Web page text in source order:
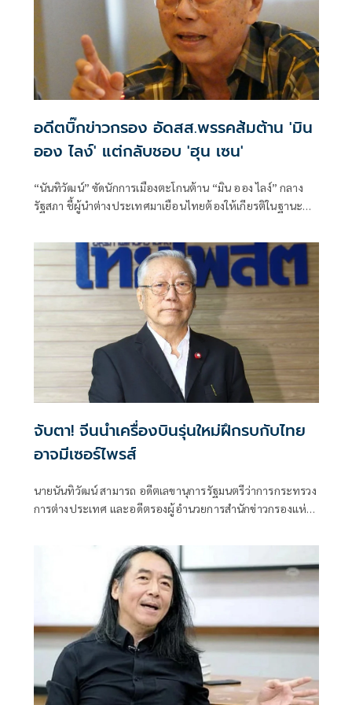
อดีตบิ๊กข่าวกรอง อัดสส.พรรคส้มต้าน 'มิน
ออง ไลง์' แต่กลับชอบ 'ฮุน เซน'
“นันทิวัฒน์” ซัดนักการเมืองตะโกนต้าน “มิน ออง ไลง์” กลาง
รัฐสภา ชี้ผู้นำต่างประเทศมาเยือนไทยต้องให้เกียรติในฐานะ
เมียนมาตามตะวันตก แต่กลับเสนอเปิดด่านเป็นเพื่อนบ้านที่ดี
กับ “ฮุน เซน”
จับตา! จีนนำเครื่องบินรุ่นใหม่ฝึกรบกับไทย
อาจมีเซอร์ไพรส์
นายนันทิวัฒน์ สามารถ อดีตเลขานุการรัฐมนตรีว่าการกระทรวง
การต่างประเทศ และอดีตรองผู้อำนวยการสำนักข่าวกรองแห่ง